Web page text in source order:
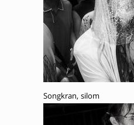
Songkran, silom